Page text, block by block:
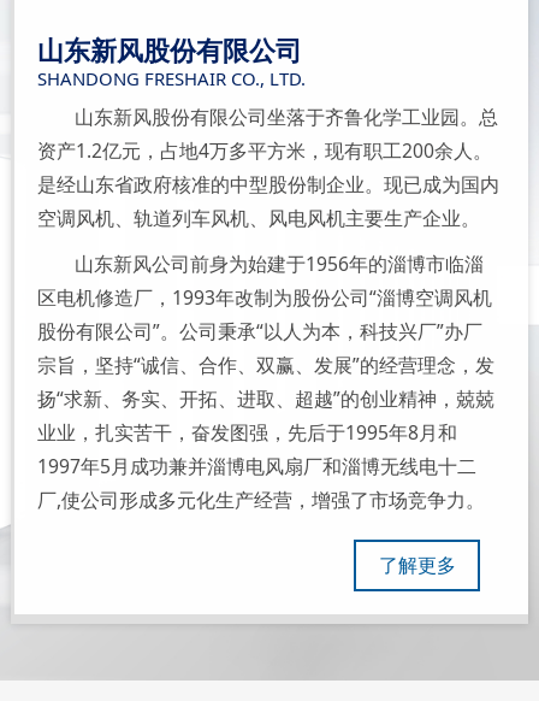
山东新风股份有限公司
SHANDONG FRESHAIR CO., LTD.
山东新风股份有限公司坐落于齐鲁化学工业园。总
资产1.2亿元，占地4万多平方米，现有职工200余人。
是经山东省政府核准的中型股份制企业。现已成为国内
空调风机、轨道列车风机、风电风机主要生产企业。
山东新风公司前身为始建于1956年的淄博市临淄
区电机修造厂，1993年改制为股份公司“淄博空调风机
股份有限公司”。公司秉承“以人为本，科技兴厂”办厂
宗旨，坚持“诚信、合作、双赢、发展”的经营理念，发
扬“求新、务实、开拓、进取、超越”的创业精神，兢兢
业业，扎实苦干，奋发图强，先后于1995年8月和
1997年5月成功兼并淄博电风扇厂和淄博无线电十二
厂,使公司形成多元化生产经营，增强了市场竞争力。
1998年公司响应政府号召，完成产权改革，改制为民
营企业。2001年经山东省工商局批准改名为“山东新风
了解更多